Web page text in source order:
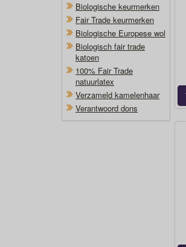
Biologische keurmerken
Fair Trade keurmerken
Biologische Europese wol
Biologisch fair trade
katoen
100% Fair Trade
natuurlatex
Verzameld kamelenhaar
Verantwoord dons